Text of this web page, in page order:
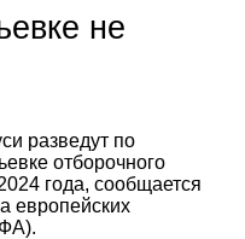
не
разведут по
отборочного
года, сообщается
европейских